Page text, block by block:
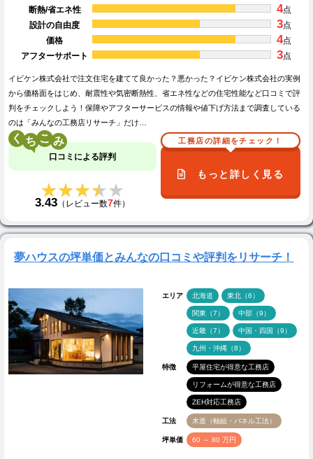
断熱/省エネ性
4点
設計の自由度
3点
価格
4点
アフターサポート
3点
イビケン株式会社で注文住宅を建てて良かった？悪かった？イビケン株式会社の実例
から価格面をはじめ、耐震性や気密断熱性、省エネ性などの住宅性能など口コミで評
判をチェックしよう！保障やアフターサービスの情報や値下げ方法まで調査している
のは「みんなの工務店リサーチ」だけ…
く こ
口コミによる評判
★★★★★
★★★★★
3.43 （レビュー数7件）
工務店の詳細をチェック！
もっと詳しく見る
夢ハウスの坪単価とみんなの口コミや評判をリサーチ！
エリア 北海道 東北（6）
関東（7） 中部（9）
近畿（7） 中国・四国（9）
九州・沖縄（8）
特徴 平屋住宅が得意な工務店
リフォームが得意な工務店
ZEH対応工務店
工法 木造（軸組・パネル工法）
坪単価 60 ～ 80 万円